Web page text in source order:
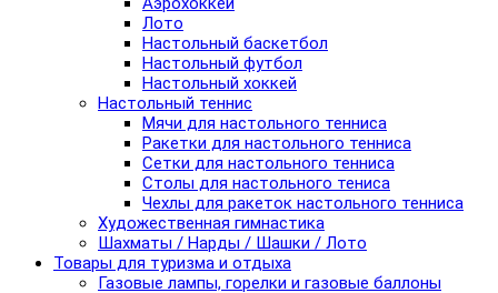
Лото
Настольный баскетбол
Настольный футбол
Настольный хоккей
Настольный теннис
Мячи для настольного тенниса
Ракетки для настольного тенниса
Сетки для настольного тенниса
Столы для настольного тениса
Чехлы для ракеток настольного тенниса
Художественная гимнастика
Шахматы / Нарды / Шашки / Лото
Товары для туризма и отдыха
Газовые лампы, горелки и газовые баллоны